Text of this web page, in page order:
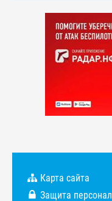
Карта сайта
Защита